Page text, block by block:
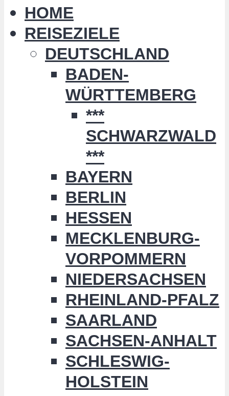
HOME
REISEZIELE
DEUTSCHLAND
BADEN-
WÜRTTEMBERG
***
SCHWARZWALD
***
BAYERN
BERLIN
HESSEN
MECKLENBURG-
VORPOMMERN
NIEDERSACHSEN
RHEINLAND-PFALZ
SAARLAND
SACHSEN-ANHALT
SCHLESWIG-
HOLSTEIN